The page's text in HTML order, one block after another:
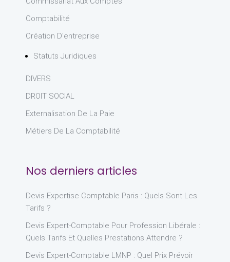
Comptabilité
Création D'entreprise
Statuts Juridiques
DIVERS
DROIT SOCIAL
Externalisation De La Paie
Métiers De La Comptabilité
Nos derniers articles
Devis Expertise Comptable Paris : Quels Sont Les
Tarifs ?
Devis Expert-Comptable Pour Profession Libérale :
Quels Tarifs Et Quelles Prestations Attendre ?
Devis Expert-Comptable LMNP : Quel Prix Prévoir